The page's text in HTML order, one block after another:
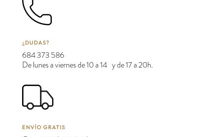
¿DUDAS?
684 373 586
De lunes a viernes de 10 a 14 y de 17 a 20h.
ENVÍO GRATIS